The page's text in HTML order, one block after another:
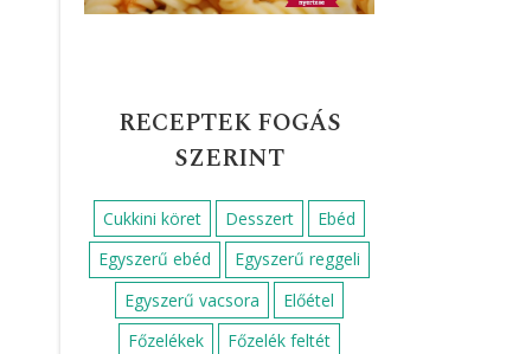
RECEPTEK FOGÁS
SZERINT
Cukkini köret Desszert
Ebéd
Egyszerű ebéd
Egyszerű reggeli
Egyszerű vacsora
Előétel
Főzelékek
Főzelék feltét